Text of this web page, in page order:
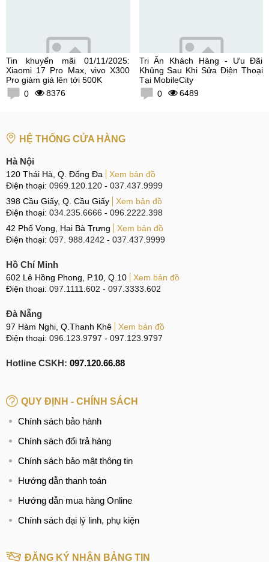
Tin khuyến mãi 01/11/2025:
Xiaomi 17 Pro Max, vivo X300
Pro giảm giá lên tới 500K
0
8376
Tri Ân Khách Hàng - Ưu Đãi
Khủng Sau Khi Sửa Điện Thoại
Tại MobileCity
0
6489
HỆ THỐNG CỬA HÀNG
Hà Nội
120 Thái Hà, Q. Đống Đa
Xem bản đồ
Điện thoại: 0969.120.120 - 037.437.9999
398 Cầu Giấy, Q. Cầu Giấy
Xem bản đồ
Điện thoại: 034.235.6666 - 096.2222.398
42 Phố Vọng, Hai Bà Trưng
Xem bản đồ
Điện thoại: 097. 988.4242 - 037.437.9999
Hồ Chí Minh
602 Lê Hồng Phong, P.10, Q.10
Xem bản đồ
Điện thoại: 097.1111.602 - 097.3333.602
Đà Nẵng
97 Hàm Nghi, Q.Thanh Khê
Xem bản đồ
Điện thoại: 096.123.9797 - 097.123.9797
Hotline CSKH: 097.120.66.88
QUY ĐỊNH - CHÍNH SÁCH
Chính sách bảo hành
Chính sách đổi trả hàng
Chính sách bảo mật thông tin
Hướng dẫn thanh toán
Hướng dẫn mua hàng Online
Chính sách đại lý linh, phụ kiện
ĐĂNG KÝ NHẬN BẢNG TIN